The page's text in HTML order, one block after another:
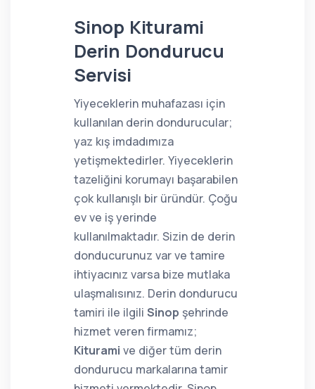
Sinop Kiturami
Derin Dondurucu
Servisi
Yiyeceklerin muhafazası için
kullanılan derin dondurucular;
yaz kış imdadımıza
yetişmektedirler. Yiyeceklerin
tazeliğini korumayı başarabilen
çok kullanışlı bir üründür. Çoğu
ev ve iş yerinde
kullanılmaktadır. Sizin de derin
donducurunuz var ve tamire
ihtiyacınız varsa bize mutlaka
ulaşmalısınız. Derin dondurucu
tamiri ile ilgili Sinop şehrinde
hizmet veren firmamız;
Kiturami ve diğer tüm derin
dondurucu markalarına tamir